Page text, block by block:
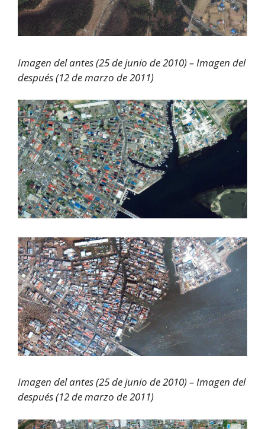
Imagen del antes (25 de junio de 2010) – Imagen del
después (12 de marzo de 2011)
Imagen del antes (25 de junio de 2010) – Imagen del
después (12 de marzo de 2011)